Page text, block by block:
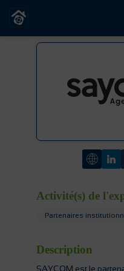
Activité(s) de
Partenaires
Description
SAYCOM est le